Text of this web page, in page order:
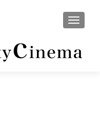
ナビゲ